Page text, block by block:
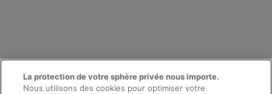
NOS MARQUES
La protection de votre sphère privée nous importe.
Nous utilisons des cookies pour optimiser votre